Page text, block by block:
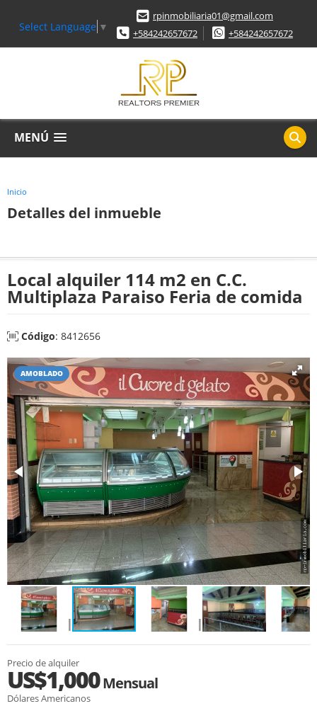
Select Language ▼
rpinmobiliaria01@gmail.com
+584242657672
+584242657672
MENÚ
Inicio
Detalles del inmueble
Local alquiler 114 m2 en C.C.
Multiplaza Paraiso Feria de comida
Código: 8412656
AMOBLADO
Precio de alquiler
US$1,000Mensual
Dólares Americanos